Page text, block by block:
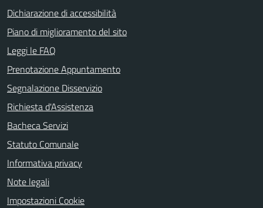
Dichiarazione di accessibilità
Piano di miglioramento del sito
Leggi le FAQ
Prenotazione Appuntamento
Segnalazione Disservizio
Richiesta d'Assistenza
Bacheca Servizi
Statuto Comunale
Informativa privacy
Note legali
Impostazioni Cookie